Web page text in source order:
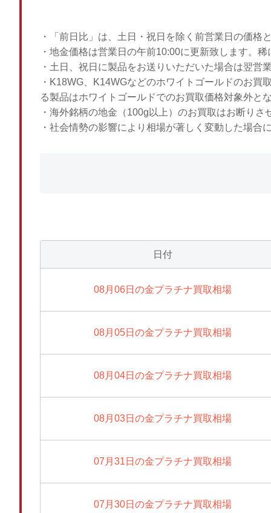
・「前日比」は、土日・祝日を除く前営業日の価格
・地金価格は営業日の午前10:00に更新致します。
・土日、祝日に製品をお送りいただいた場合は翌営
・K18WG、K14WGなどのホワイトゴールドのお
る製品はホワイトゴールドでのお買取価格対象外とな
・海外銘柄の地金（100g以上）のお買取はお断りさ
・社会情勢の影響により相場が著しく変動した場合
日付
08月06日の金プラチナ買取相場
08月05日の金プラチナ買取相場
08月04日の金プラチナ買取相場
08月03日の金プラチナ買取相場
07月31日の金プラチナ買取相場
07月30日の金プラチナ買取相場